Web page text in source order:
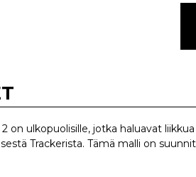
on ulkopuolisille, jotka haluavat
Trackerista. Tämä malli on